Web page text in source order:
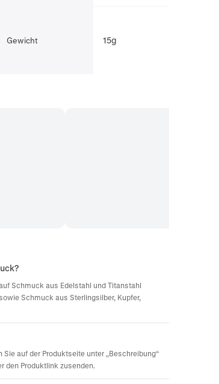
Gewicht 15g
Schmuck aus Edelstahl und Titanstahl
Schmuck aus Sterlingsilber, Kupfer,
auf der Produktseite unter „Beschreibung“
den Produktlink zusenden.